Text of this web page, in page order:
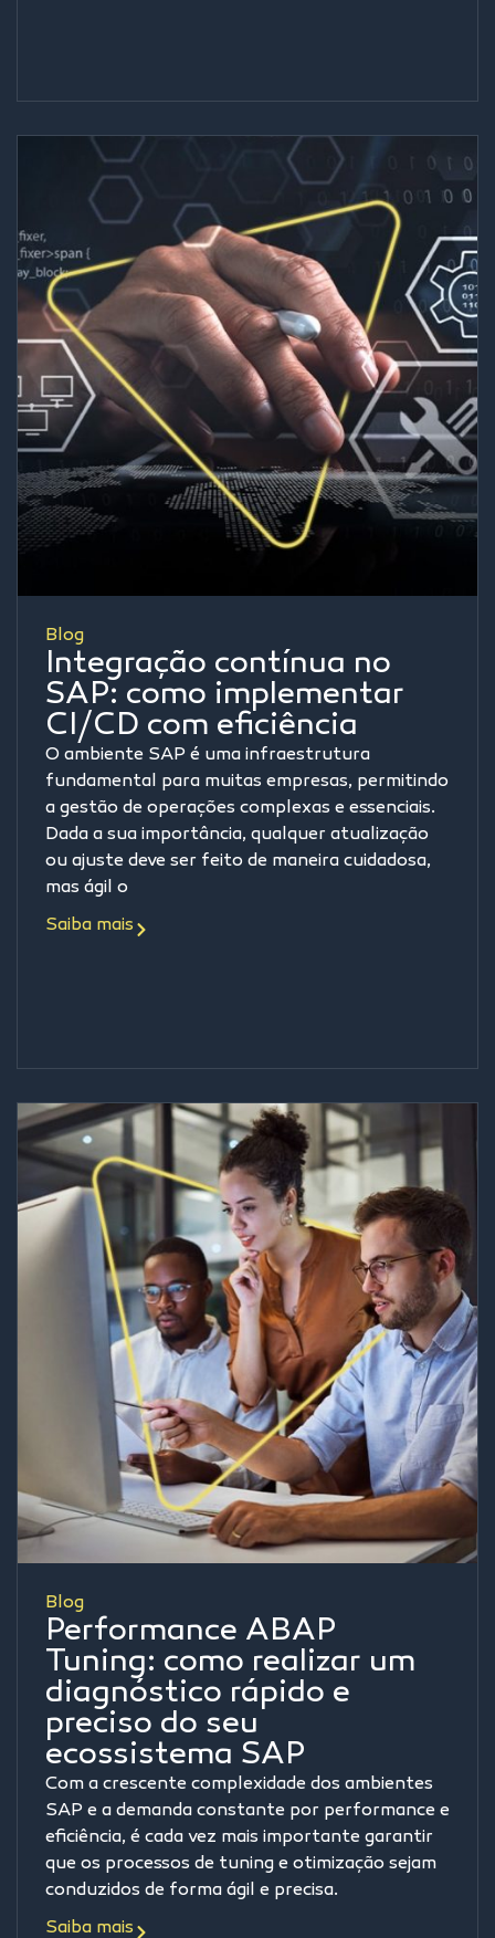
Blog
Integração contínua no
SAP: como implementar
CI/CD com eficiência
O ambiente SAP é uma infraestrutura
fundamental para muitas empresas, permitindo
a gestão de operações complexas e essenciais.
Dada a sua importância, qualquer atualização
ou ajuste deve ser feito de maneira cuidadosa,
mas ágil o
Saiba mais
Blog
Performance ABAP
Tuning: como realizar um
diagnóstico rápido e
preciso do seu
ecossistema SAP
Com a crescente complexidade dos ambientes
SAP e a demanda constante por performance e
eficiência, é cada vez mais importante garantir
que os processos de tuning e otimização sejam
conduzidos de forma ágil e precisa.
Saiba mais